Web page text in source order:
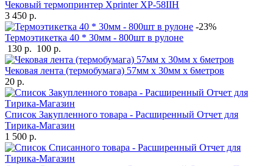
Чековый термопринтер Xprinter XP-58IIH
3 450 р.
-23%
Термоэтикетка 40 * 30мм - 800шт в рулоне
130 р. 100 р.
Чековая лента (термобумага) 57мм x 30мм х 6метров
20 р.
Список Закупленного товара - Расширенный Отчет для
Тирика-Магазин
1 500 р.